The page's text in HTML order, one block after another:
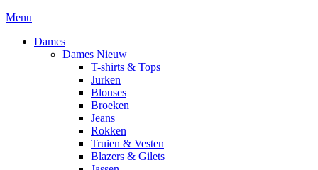
Menu
Dames
Dames Nieuw
T-shirts & Tops
Jurken
Blouses
Broeken
Jeans
Rokken
Truien & Vesten
Blazers & Gilets